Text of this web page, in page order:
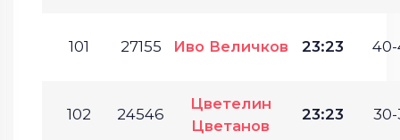
101 27155 Иво Величков 23:23 40-
102 24546
Цветелин
Цветанов
23:23 30-